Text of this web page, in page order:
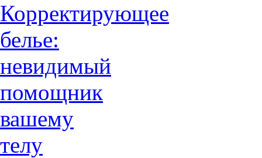
Корректирующее
белье:
невидимый
помощник
вашему
телу